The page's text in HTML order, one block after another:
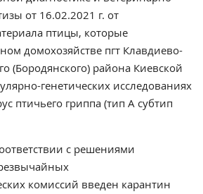
от 16.02.2021 г. от
птицы, которые
домохозяйстве пгт Клавдиево-
(Бородянского) района Киевской
генетических исследованиях
птичьего гриппа (тип А субтип
с решениями
комиссий введен карантин